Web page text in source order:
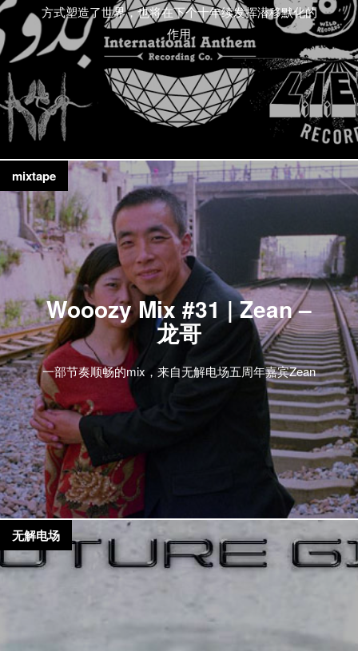
方式塑造了世界，也将在下个十年续发挥潜移默化的
作用
Wooozy Mix #31 | Zean –
龙哥
一部节奏顺畅的mix，来自无解电场五周年嘉宾Zean
mixtape
无解电场